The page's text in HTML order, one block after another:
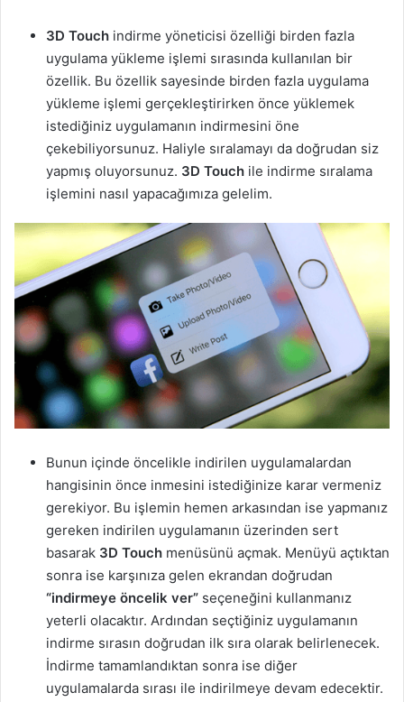
3D Touch indirme yöneticisi özelliği birden fazla
uygulama yükleme işlemi sırasında kullanılan bir
özellik. Bu özellik sayesinde birden fazla uygulama
yükleme işlemi gerçekleştirirken önce yüklemek
istediğiniz uygulamanın indirmesini öne
çekebiliyorsunuz. Haliyle sıralamayı da doğrudan siz
yapmış oluyorsunuz. 3D Touch ile indirme sıralama
işlemini nasıl yapacağımıza gelelim.
Bunun içinde öncelikle indirilen uygulamalardan
hangisinin önce inmesini istediğinize karar vermeniz
gerekiyor. Bu işlemin hemen arkasından ise yapmanız
gereken indirilen uygulamanın üzerinden sert
basarak 3D Touch menüsünü açmak. Menüyü açtıktan
sonra ise karşınıza gelen ekrandan doğrudan
“indirmeye öncelik ver” seçeneğini kullanmanız
yeterli olacaktır. Ardından seçtiğiniz uygulamanın
indirme sırasın doğrudan ilk sıra olarak belirlenecek.
İndirme tamamlandıktan sonra ise diğer
uygulamalarda sırası ile indirilmeye devam edecektir.